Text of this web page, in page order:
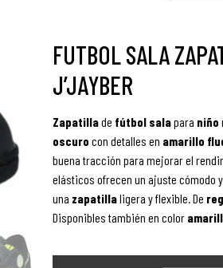
FUTBOL SALA
J’JAYBER
Zapatillade fútbol salapara niño
oscuro con detalles en amarillo
buena tracción para mejorar el
elásticos ofrecen un ajuste cómodo
una zapatillaligera y flexible. De
Disponibles también en color